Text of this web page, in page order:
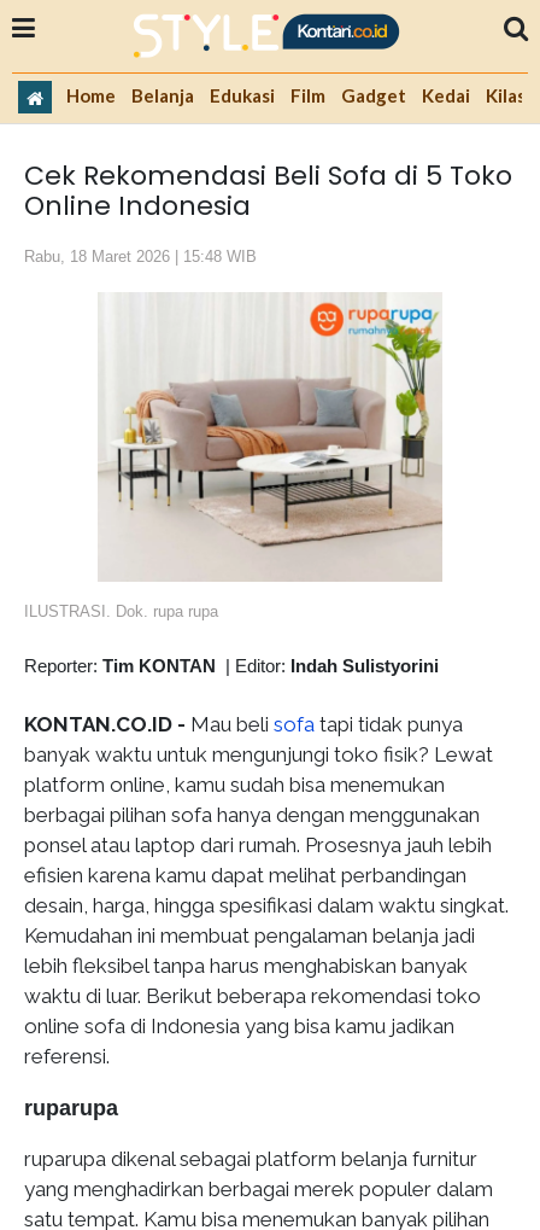
Home Belanja Edukasi Film Gadget Kedai Kilas
Cek Rekomendasi Beli Sofa di 5 Toko
Online Indonesia
Rabu, 18 Maret 2026 | 15:48 WIB
ILUSTRASI. Dok. rupa rupa
Reporter: Tim KONTAN | Editor: Indah Sulistyorini
KONTAN.CO.ID - Mau beli sofa tapi tidak punya
banyak waktu untuk mengunjungi toko fisik? Lewat
platform online, kamu sudah bisa menemukan
berbagai pilihan sofa hanya dengan menggunakan
ponsel atau laptop dari rumah. Prosesnya jauh lebih
efisien karena kamu dapat melihat perbandingan
desain, harga, hingga spesifikasi dalam waktu singkat.
Kemudahan ini membuat pengalaman belanja jadi
lebih fleksibel tanpa harus menghabiskan banyak
waktu di luar. Berikut beberapa rekomendasi toko
online sofa di Indonesia yang bisa kamu jadikan
referensi.
ruparupa
ruparupa dikenal sebagai platform belanja furnitur
yang menghadirkan berbagai merek populer dalam
satu tempat. Kamu bisa menemukan banyak pilihan